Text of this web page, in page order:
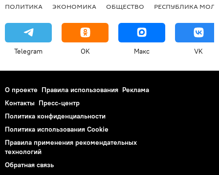
ПОЛИТИКА ЭКОНОМИКА ОБЩЕСТВО РЕСПУБЛИКА
Telegram OK Макс VK
О проекте Правила использования Реклама
Контакты Пресс-центр
Политика конфиденциальности
Политика использования Cookie
Правила применения рекомендательных
технологий
Обратная связь